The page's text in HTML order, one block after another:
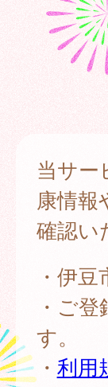
当サー
康情報
確認い
・伊
・ご
す。
・ 利用